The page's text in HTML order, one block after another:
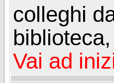
colleghi
Vai ad